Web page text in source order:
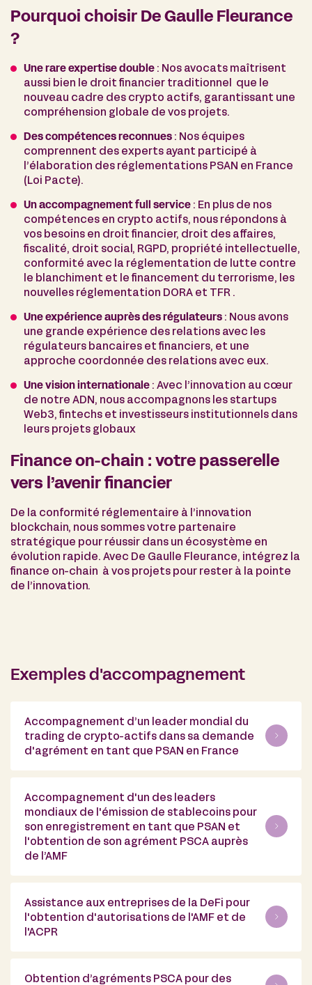
Pourquoi choisir De Gaulle Fleurance
?
Une rare expertise double : Nos avocats maîtrisent
aussi bien le droit financier traditionnel que le
nouveau cadre des crypto actifs, garantissant une
compréhension globale de vos projets.
Des compétences reconnues : Nos équipes
comprennent des experts ayant participé à
l’élaboration des réglementations PSAN en France
(Loi Pacte).
Un accompagnement full service : En plus de nos
compétences en crypto actifs, nous répondons à
vos besoins en droit financier, droit des affaires,
fiscalité, droit social, RGPD, propriété intellectuelle,
conformité avec la réglementation de lutte contre
le blanchiment et le financement du terrorisme, les
nouvelles réglementation DORA et TFR .
Une expérience auprès des régulateurs : Nous avons
une grande expérience des relations avec les
régulateurs bancaires et financiers, et une
approche coordonnée des relations avec eux.
Une vision internationale : Avec l’innovation au cœur
de notre ADN, nous accompagnons les startups
Web3, fintechs et investisseurs institutionnels dans
leurs projets globaux
Finance on-chain : votre passerelle
vers l’avenir financier
De la conformité réglementaire à l’innovation
blockchain, nous sommes votre partenaire
stratégique pour réussir dans un écosystème en
évolution rapide. Avec De Gaulle Fleurance, intégrez la
finance on-chain à vos projets pour rester à la pointe
de l’innovation.
Exemples d'accompagnement
Accompagnement d’un leader mondial du
trading de crypto-actifs dans sa demande
d'agrément en tant que PSAN en France
Accompagnement d'un des leaders
mondiaux de l'émission de stablecoins pour
son enregistrement en tant que PSAN et
l'obtention de son agrément PSCA auprès
de l’AMF
Assistance aux entreprises de la DeFi pour
l'obtention d'autorisations de l'AMF et de
l'ACPR
Obtention d’agréments PSCA pour des